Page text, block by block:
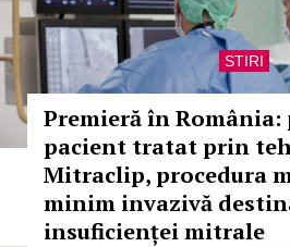
STIRI
Premieră în
pacient tratat prin
Mitraclip, procedura
minim invazivă
insuficienței mitrale